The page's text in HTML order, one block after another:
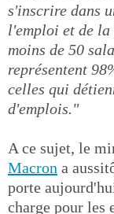
s'inscrire dans
l'emploi et de la
moins de 50
représentent
celles qui
d'emplois."
A ce sujet, le
Macron a
porte
charge pour les